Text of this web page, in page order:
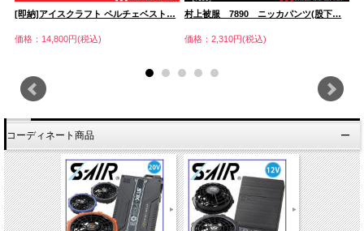
[即納]アイスクラフト ペルチェベスト…
価格：14,800円(税込)
村上被服 7890 ニッカパンツ(股下…
価格：2,310円(税込)
コーディネート商品